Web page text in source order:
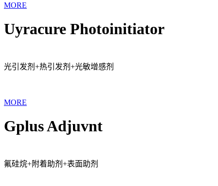
MORE
Uyracure Photoinitiator
光引发剂+热引发剂+光敏增感剂
MORE
Gplus Adjuvnt
氟硅烷+附着助剂+表面助剂